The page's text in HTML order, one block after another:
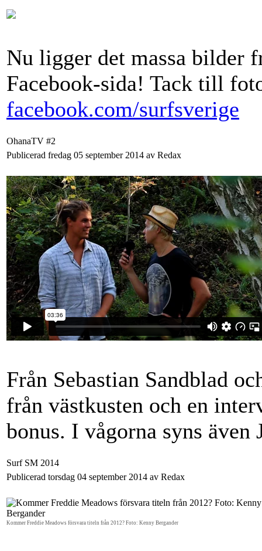
Nu ligger det massa bilder
Facebook-sida! Tack till
facebook.com/surfsverige
OhanaTV #2
Publicerad fredag 05 september 2014 av Redax
Från Sebastian Sandblad
från västkusten och en
bonus. I vågorna syns
Surf SM 2014
Publicerad torsdag 04 september 2014 av Redax
Kommer Freddie Meadows försvara titeln från 2012? Foto: Kenny Bergander